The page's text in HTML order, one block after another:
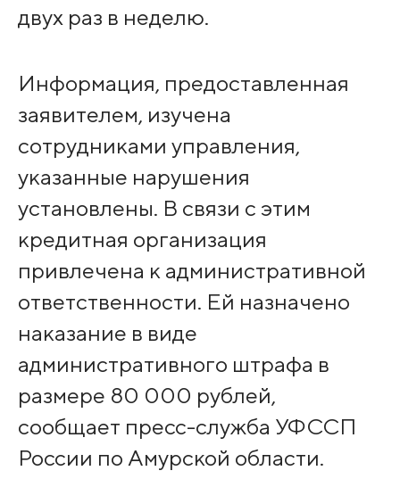
двух раз в неделю.
Информация, предоставленная
заявителем, изучена
сотрудниками управления,
указанные нарушения
установлены. В связи с этим
кредитная организация
привлечена к административной
ответственности. Ей назначено
наказание в виде
административного штрафа в
размере 80 000 рублей,
сообщает пресс-служба УФССП
России по Амурской области.